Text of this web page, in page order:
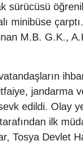
sürücüsü
minibüse
M.B. G.K.,
jandarma
edildi. Olay
ilk
Tosya Devlet